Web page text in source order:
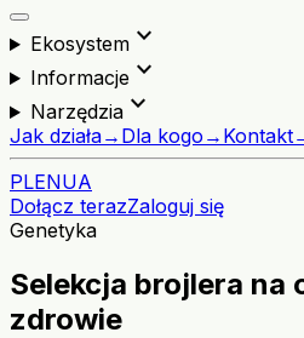
Ekosystemexpand_more
Informacjeexpand_more
Narzędziaexpand_more
Jak działa→ Dla kogo → Kontakt
PLENUA
Dołącz terazZaloguj się
Genetyka
Selekcja brojlera na
zdrowie